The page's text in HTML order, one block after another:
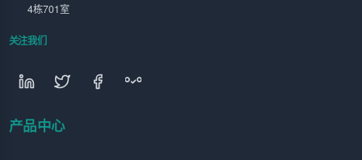
4栋701室
关注我们
产品中心